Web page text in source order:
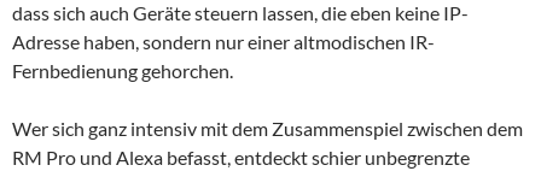
dass sich auch Geräte steuern lassen, die eben keine IP-
Adresse haben, sondern nur einer altmodischen IR-
Fernbedienung gehorchen.
Wer sich ganz intensiv mit dem Zusammenspiel zwischen dem
RM Pro und Alexa befasst, entdeckt schier unbegrenzte